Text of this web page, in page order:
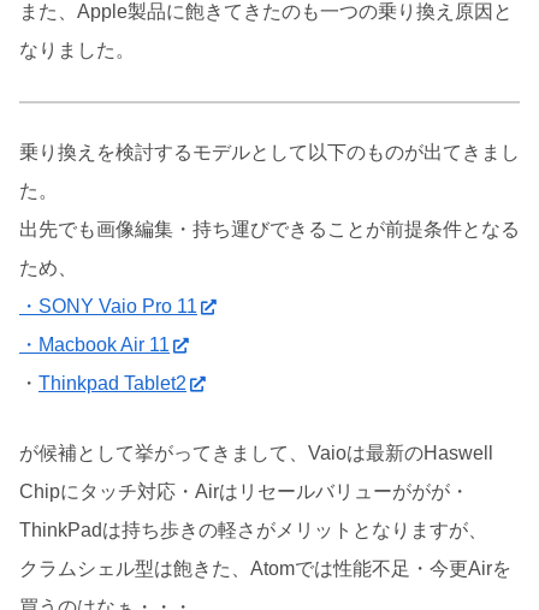
また、Apple製品に飽きてきたのも一つの乗り換え原因と
なりました。
乗り換えを検討するモデルとして以下のものが出てきまし
た。
出先でも画像編集・持ち運びできることが前提条件となる
ため、
・SONY Vaio Pro 11
・Macbook Air 11
・ Thinkpad Tablet2
が候補として挙がってきまして、Vaioは最新のHaswell
Chipにタッチ対応・Airはリセールバリューががが・
ThinkPadは持ち歩きの軽さがメリットとなりますが、
クラムシェル型は飽きた、Atomでは性能不足・今更Airを